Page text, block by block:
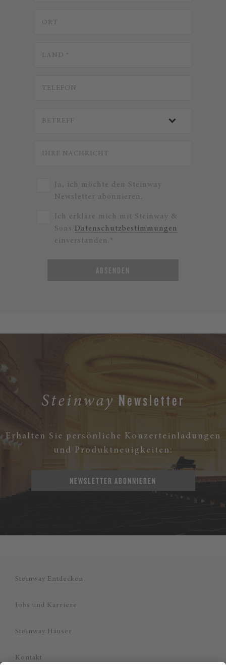
Ja, ich möchte den Steinway
Newsletter abonnieren.
Ich erkläre mich mit Steinway &
Sons Datenschutzbestimmungen
einverstanden.*
ABSENDEN
Steinway Newsletter
Erhalten Sie persönliche Konzerteinladungen
und Produktneuigkeiten:
NEWSLETTER ABONNIEREN
Steinway Entdecken
Jobs und Karriere
Steinway Häuser
Kontakt